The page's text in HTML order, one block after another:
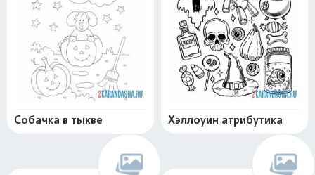
Собачка в тыкве Хэллоуин атрибутика